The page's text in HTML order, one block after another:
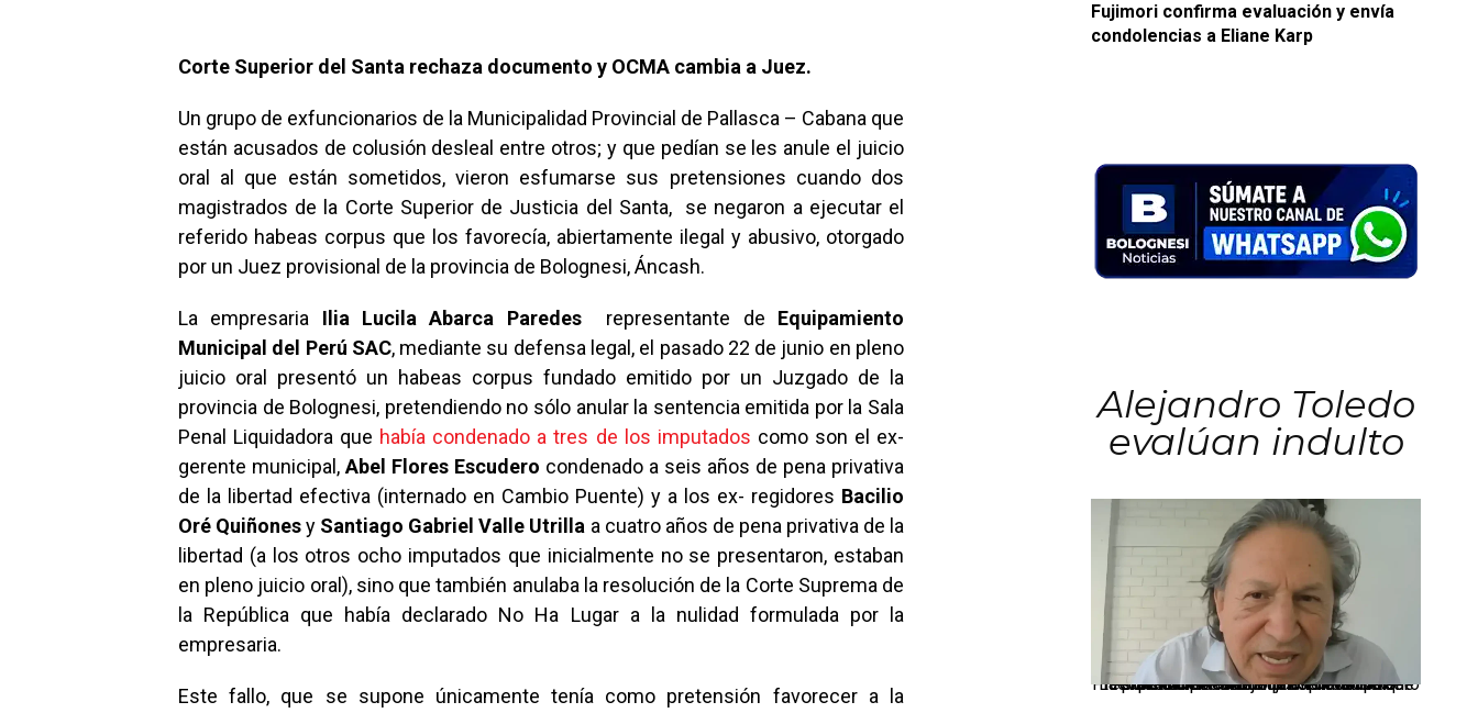
Corte Superior del Santa rechaza documento y OCMA cambia a Juez.
Un grupo de exfuncionarios de la Municipalidad Provincial de Pallasca – Cabana que
están acusados de colusión desleal entre otros; y que pedían se les anule el juicio
oral al que están sometidos, vieron esfumarse sus pretensiones cuando dos
magistrados de la Corte Superior de Justicia del Santa, se negaron a ejecutar el
referido habeas corpus que los favorecía, abiertamente ilegal y abusivo, otorgado
por un Juez provisional de la provincia de Bolognesi, Áncash.
La empresaria Ilia Lucila Abarca Paredesrepresentante de Equipamiento
Municipal del Perú SAC, mediante su defensa legal, el pasado 22 de junio en pleno
juicio oral presentó un habeas corpus fundado emitido por un Juzgado de la
provincia de Bolognesi, pretendiendo no sólo anular la sentencia emitida por la Sala
Penal Liquidadora que había condenado a tres de los imputados como son el ex-
gerente municipal, Abel Flores Escudero condenado a seis años de pena privativa
de la libertad efectiva (internado en Cambio Puente) y a los ex- regidores Bacilio
Oré Quiñonesy Santiago Gabriel Valle Utrilla a cuatro años de pena privativa de la
libertad (a los otros ocho imputados que inicialmente no se presentaron, estaban
en pleno juicio oral), sino que también anulaba la resolución de la Corte Suprema de
la República que había declarado No Ha Lugar a la nulidad formulada por la
empresaria.
Este fallo, que se supone únicamente tenía como pretensión favorecer a la
Fujimori confirma evaluación y envía
condolencias a Eliane Karp
Alejandro Toledo
evalúan indulto
La presidenta Keiko Fujimori informó que la solicitud de indulto presentada por el expresidente Alejandro Toledo será evaluada por la Comisión de Gracias Presidenciales conforme al procedimiento establecido.